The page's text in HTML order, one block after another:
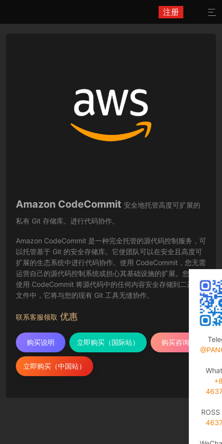
注册 
Amazon CodeCommit 安全地托管高度可扩展的
私有 Git 存储库。进行代码协作。
Amazon CodeCommit 是一种完全托管的源代码控制服务，可
以托管基于 Git 的安全存储库。它使团队可以在安全且高度可
扩展的生态系统中进行代码协作。使用 CodeCommit，您无需
运营自己的源代码控制系统或担心其基础设施的扩展。您可以
使用 CodeCommit 将源代码中的任何内容安全存储到二进制
文件中，它将与您的现有 Git 工具无缝协作。
联系客服领取 优惠
购买说明 立即购买（国际站） 购买咨询
立即购买（中国站）